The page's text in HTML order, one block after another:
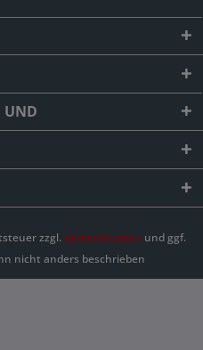
UND
zzgl. Versandkosten und ggf.
nicht anders beschrieben